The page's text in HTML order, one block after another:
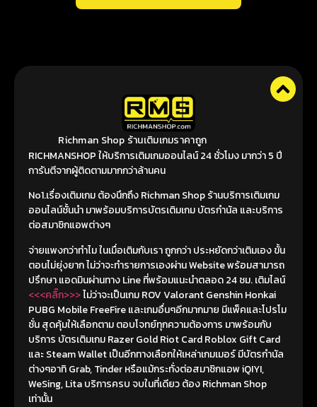
Richman Shop ร้านเติมเกมราคาถูก
RICHMANSHOP ให้บริการเติมเกมออนไลน์ 24 ชั่วโมง มากว่า 5 ปี
การันตีจากผู้ติดตามมากกว่าล้านคน
No1.เรื่องเติมเกม ต้องนึกถึง Richman Shop ร้านบริการเติมเกม
ออนไลน์ชั้นนำ มาพร้อมบริการบัตรเติมเกม บัตรกำนัล และบริการ
ต่อสมาชิกแอพต่างๆ
จ่ายแพงกว่าทำไม ในเมื่อเติมกับเรา ถูกกว่า ประหยัดกว่าเติมเอง ขั้น
ตอนไม่ยุ่งยาก ไม่ว่าจะทำรายการเองผ่าน Website พร้อมสามารถ
ปรึกษา แอดมินผ่านทาง Line ที่พร้อมแนะนำตลอด 24 ชม. เติมไลน์
<<<คลิ๊ก>>>ไม่ว่าจะเป็นเกม ROV Valorant Genshin Honkai
PUBG Mobile FreeFire และเกมอื่นๆอีกมากมาย มีแพ็คและโปรโม
ชั่น สุดคุ้มให้เลือกตาม ตอบโจทย์ทุกความต้องการ มาพร้อมกับ
บริการ บัตรเติมเกม Razer Gold Riot Card Roblox Gift Card
และ Steam Wallet เป็นอีกทางเลือกให้เหล่าเกมเมอร์ มีบัตรกำนัล
ต่างๆอาทิ Grab, Tinder หรือแม้กระทั่งต่อสมาชิกแอพ iQIYI,
WeSing, Lita บริการครบ จบในที่เดียว ต้อง Richman Shop
เท่านั้น